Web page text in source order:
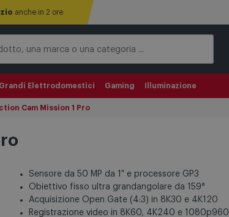
anche in 2 ore
Grandi Elettrodomestici Gaming Illuminazione
Cam Mission 1 Pro
Sensore da 50 MP da 1″ e processore GP3
Obiettivo fisso ultra grandangolare da 159°
Acquisizione Open Gate (4:3) in 8K30 e 4K120
Registrazione video in 8K60, 4K240 e 1080p960